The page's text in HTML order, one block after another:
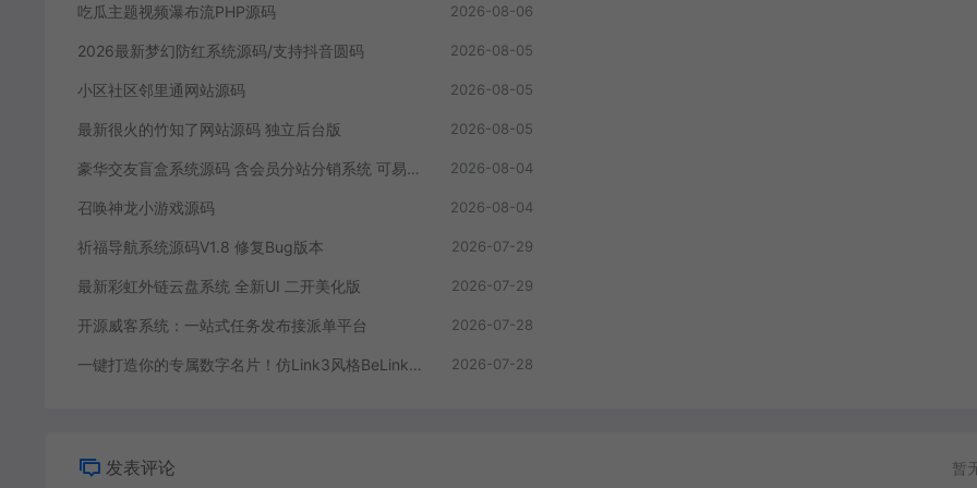
吃瓜主题视频瀑布流PHP源码 2026-08-06
2026最新梦幻防红系统源码/支持抖音圆码 2026-08-05
小区社区邻里通网站源码 2026-08-05
最新很火的竹知了网站源码 独立后台版 2026-08-05
豪华交友盲盒系统源码 含会员分站分销系统 可易支付 2026-08-04
召唤神龙小游戏源码 2026-08-04
祈福导航系统源码V1.8 修复Bug版本 2026-07-29
最新彩虹外链云盘系统 全新UI 二开美化版 2026-07-29
开源威客系统：一站式任务发布接派单平台 2026-07-28
一键打造你的专属数字名片！仿Link3风格BeLink短链名片系统源码免费分享 2026-07-28
发表评论 暂